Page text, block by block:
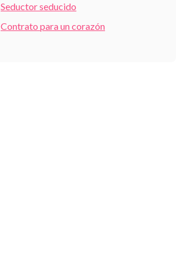
Seductor seducido
Contrato para un corazón